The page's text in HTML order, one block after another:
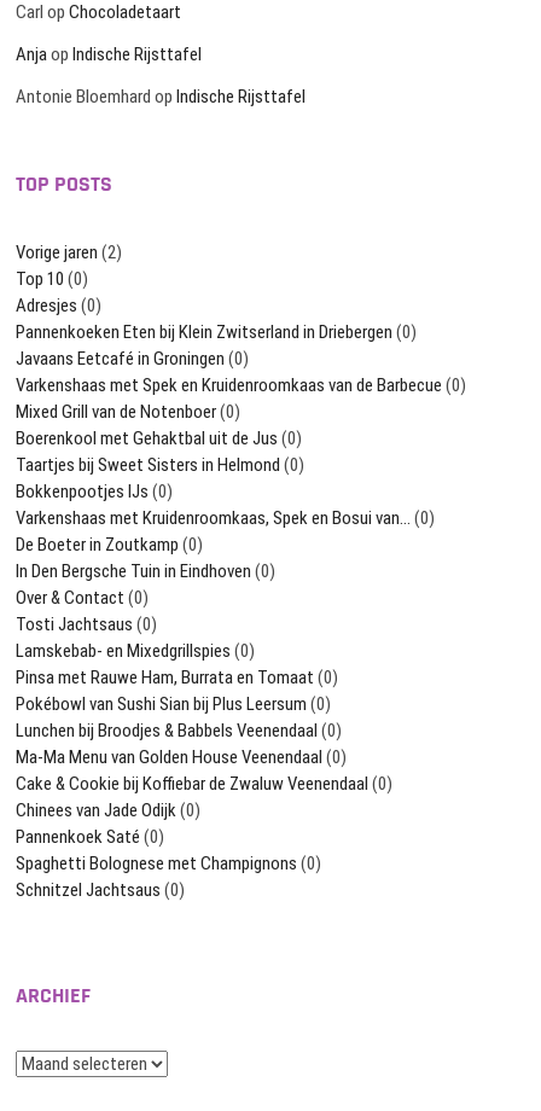
Carl opChocoladetaart
Anjaop Indische Rijsttafel
Antonie Bloemhard op Indische Rijsttafel
TOP POSTS
Vorige jaren (2)
Top 10 (0)
Adresjes (0)
Pannenkoeken Eten bij Klein Zwitserland in Driebergen (0)
Javaans Eetcafé in Groningen (0)
Varkenshaas met Spek en Kruidenroomkaas van de Barbecue (0)
Mixed Grill van de Notenboer(0)
Boerenkool met Gehaktbal uit de Jus (0)
Taartjes bij Sweet Sisters in Helmond (0)
Bokkenpootjes IJs (0)
Varkenshaas met Kruidenroomkaas, Spek en Bosui van… (0)
De Boeter in Zoutkamp (0)
In Den Bergsche Tuin in Eindhoven (0)
Over & Contact (0)
Tosti Jachtsaus (0)
Lamskebab- en Mixedgrillspies (0)
Pinsa met Rauwe Ham, Burrata en Tomaat (0)
Pokébowl van Sushi Sian bij Plus Leersum (0)
Lunchen bij Broodjes & Babbels Veenendaal (0)
Ma-Ma Menu van Golden House Veenendaal (0)
Cake & Cookie bij Koffiebar de Zwaluw Veenendaal (0)
Chinees van Jade Odijk(0)
Pannenkoek Saté (0)
Spaghetti Bolognese met Champignons (0)
Schnitzel Jachtsaus (0)
ARCHIEF
Archief